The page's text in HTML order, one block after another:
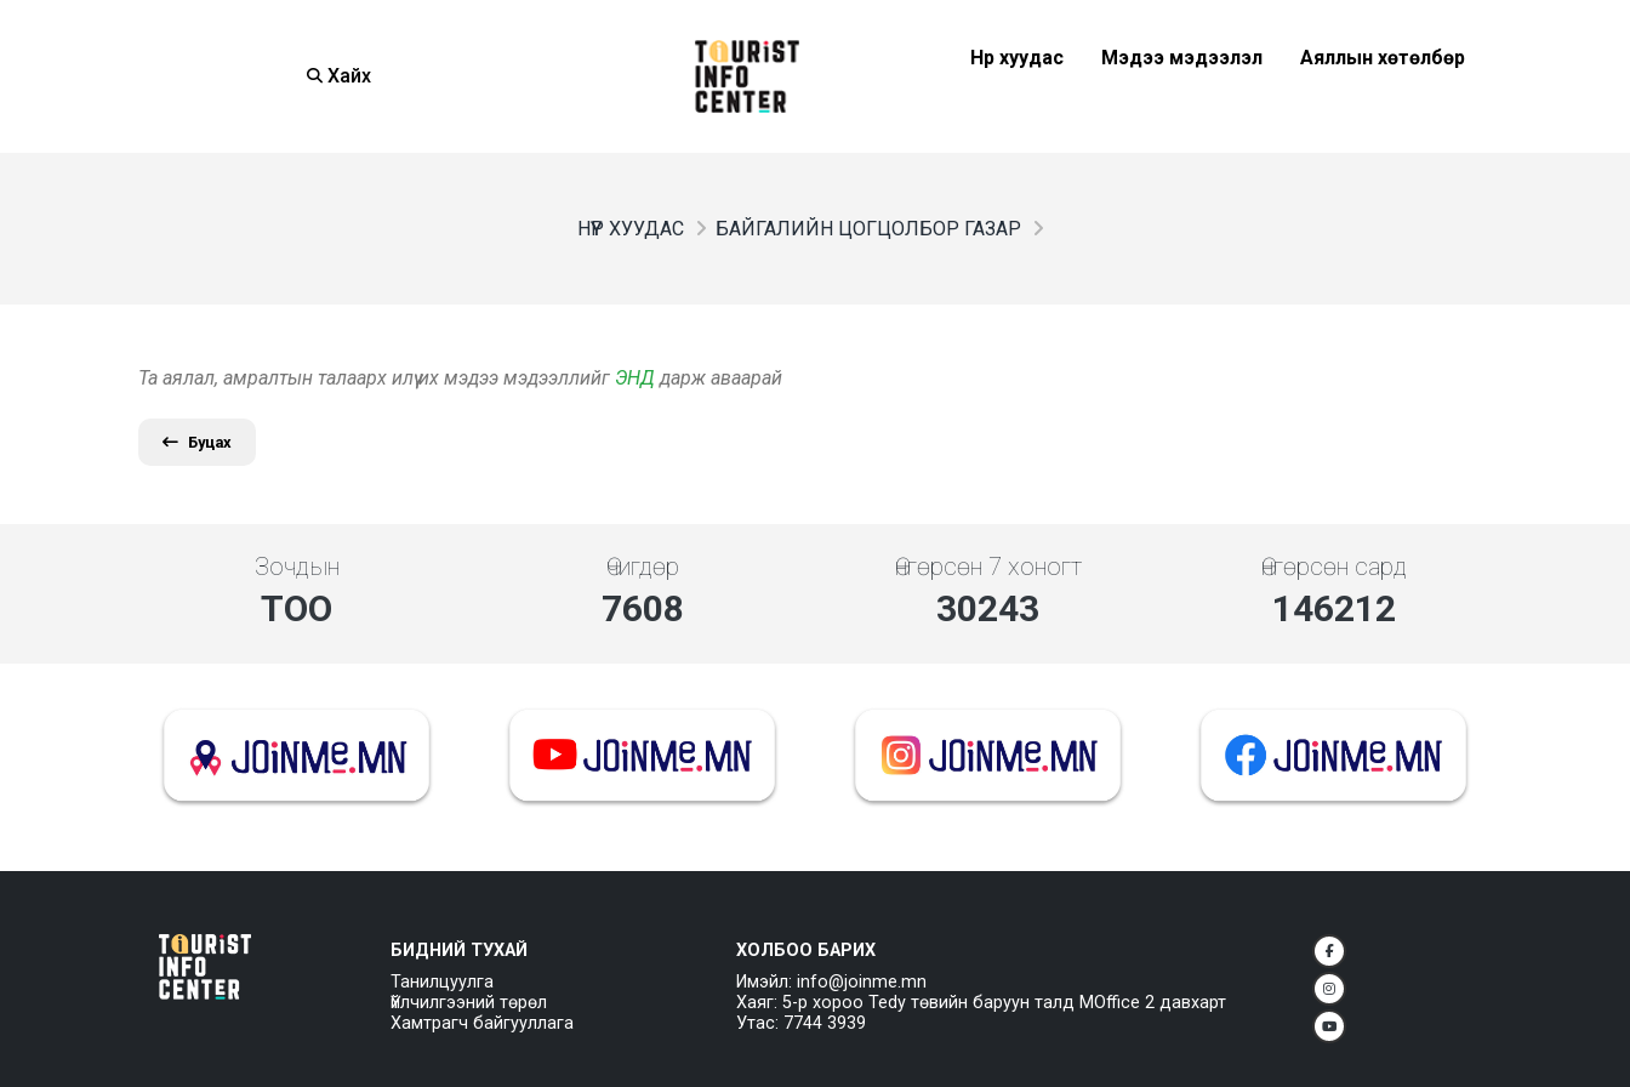
Хайх
Нүүр хуудас Мэдээ мэдээлэл Аяллын хөтөлбөр
НҮҮР ХУУДАС БАЙГАЛИЙН ЦОГЦОЛБОР ГАЗАР
Та аялал, амралтын талаарх илүү их мэдээ мэдээллийг ЭНД дарж аваарай
Буцах
Зочдын
ТОО
Өчигдөр
7608
Өнгөрсөн 7 хоногт
30243
Өнгөрсөн сард
146212
БИДНИЙ ТУХАЙ
Танилцуулга
Үйлчилгээний төрөл
Хамтрагч байгууллага
ХОЛБОО БАРИХ
Имэйл: info@joinme.mn
Хаяг: 5-р хороо Tedy төвийн баруун талд MOffice 2 давхарт
Утас: 7744 3939